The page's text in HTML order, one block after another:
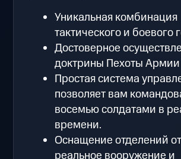
Уникальная комбинация
тактического и боевого
Достоверное
доктрины Пехоты
Простая система
позволяет вам
восемью солдатами в
времени.
Оснащение отделений